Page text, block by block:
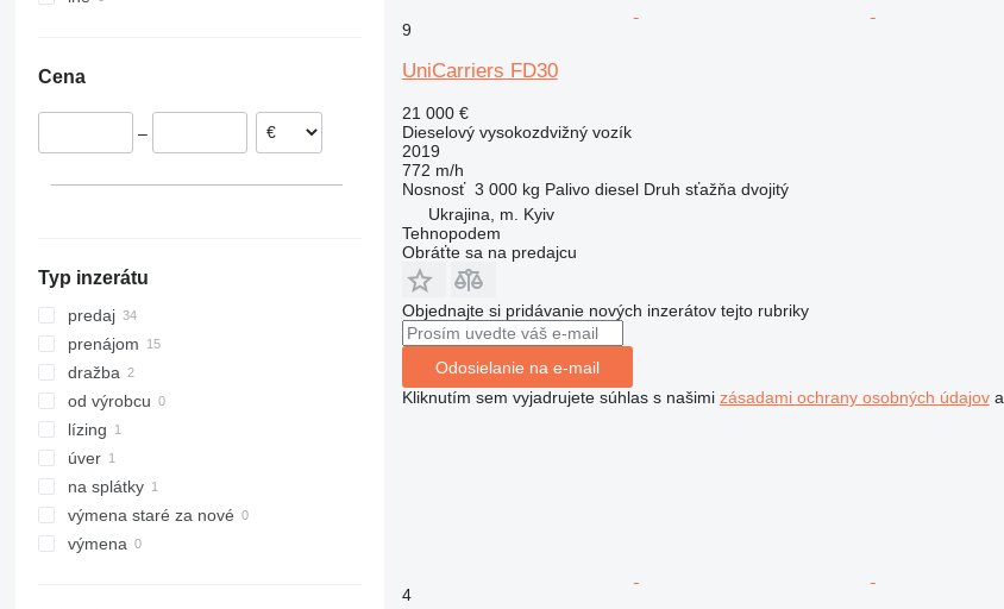
Holandsko
Litva
Cena
–
Typ inzerátu
predaj
prenájom
dražba
od výrobcu
lízing
úver
na splátky
výmena staré za nové
výmena
9
UniCarriers FD30
21 000 €
Dieselový vysokozdvižný vozík
2019
772 m/h
Nosnosť 3 000 kg Palivo diesel Druh sťažňa dvojitý
Ukrajina, m. Kyiv
Tehnopodem
Obráťte sa na predajcu
Objednajte si pridávanie nových inzerátov tejto rubriky
Odosielanie na e-mail
Kliknutím sem vyjadrujete súhlas s našimi zásadami ochrany osobných údajova
4